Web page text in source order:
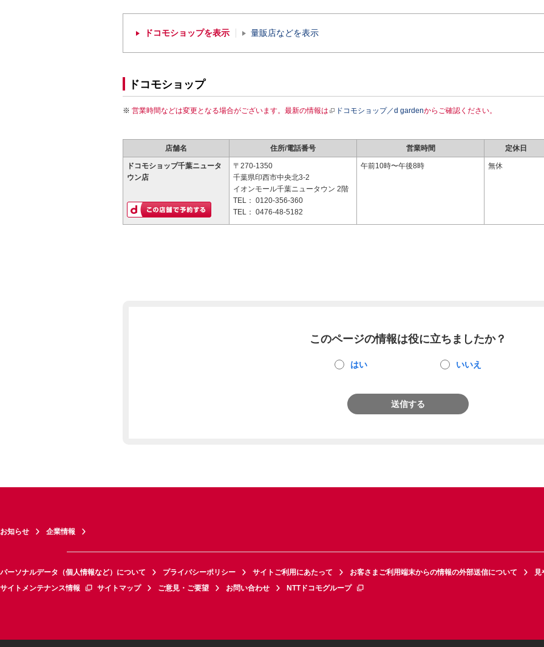
ドコモショップを表示 量販店などを表示
ドコモショップ
営業時間などは変更となる場合がございます。最新の情報は ドコモショップ／d gardenからご確認ください。
店舗名 住所/電話番号 営業時間 定休日
ドコモショップ千葉ニュータ
ウン店
〒270-1350
千葉県印西市中央北3-2
イオンモール千葉ニュータウン 2階
TEL： 0120-356-360
TEL： 0476-48-5182
午前10時〜午後8時 無休
このページの情報は役に立ちましたか？
はい いいえ
送信する
お知らせ 企業情報
パーソナルデータ（個人情報など）について プライバシーポリシー サイトご利用にあたって お客さまご利用端末からの情報の外部送信について
見
サイトメンテナンス情報
サイトマップ ご意見・ご要望 お問い合わせ NTTドコモグループ